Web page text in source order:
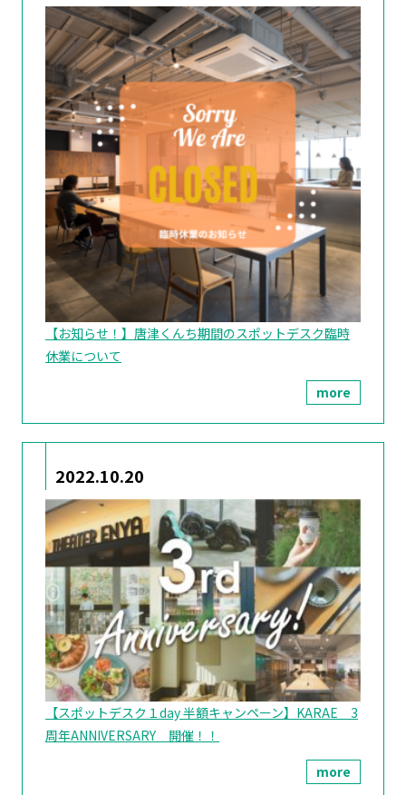
【お知らせ！】唐津くんち期間のスポットデスク臨時
休業について
more
2022.10.20
【スポットデスク１day 半額キャンペーン】KARAE 3
周年ANNIVERSARY 開催！！
more